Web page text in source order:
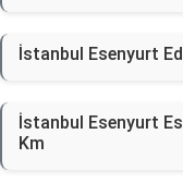
İstanbul Esenyurt
İstanbul Esenyurt
Km